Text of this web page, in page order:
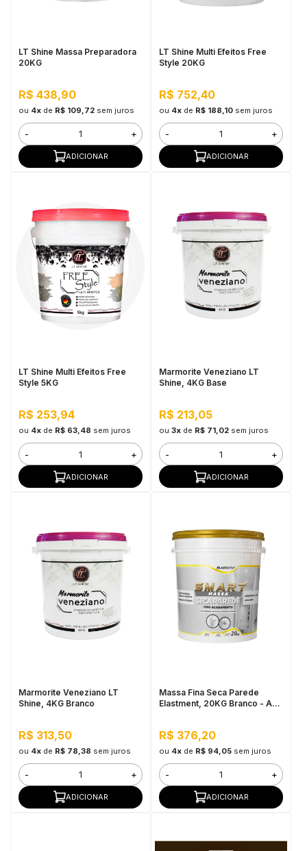
LT Shine Massa Preparadora
20KG
R$ 438,90
ou 4xde R$ 109,72 sem juros
- +
ADICIONAR
LT Shine Multi Efeitos Free
Style 20KG
R$ 752,40
ou 4xde R$ 188,10 sem juros
- +
ADICIONAR
LT Shine Multi Efeitos Free
Style 5KG
R$ 253,94
ou 4xde R$ 63,48 sem juros
- +
ADICIONAR
Marmorite Veneziano LT
Shine, 4KG Base
R$ 213,05
ou 3xde R$ 71,02 sem juros
- +
ADICIONAR
Marmorite Veneziano LT
Shine, 4KG Branco
R$ 313,50
ou 4xde R$ 78,38 sem juros
- +
ADICIONAR
Massa Fina Seca Parede
Elastment, 20KG Branco - Anti
R$ 376,20
ou 4xde R$ 94,05 sem juros
- +
ADICIONAR